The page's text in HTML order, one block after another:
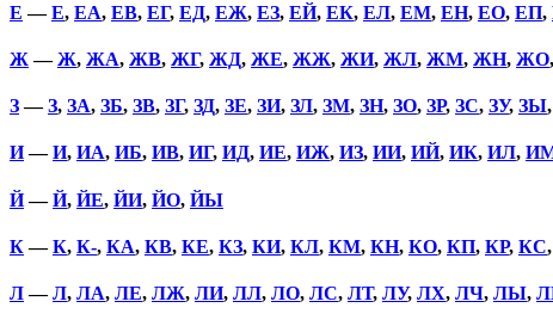
Е —Е, ЕА, ЕВ, ЕГ, ЕД, ЕЖ, ЕЗ, ЕЙ, ЕК, ЕЛ, ЕМ, ЕН, ЕО, ЕП,
Ж —Ж, ЖА, ЖВ, ЖГ, ЖД, ЖЕ, ЖЖ, ЖИ, ЖЛ, ЖМ, ЖН, ЖО,
З—З, ЗА, ЗБ, ЗВ, ЗГ, ЗД, ЗЕ, ЗИ, ЗЛ, ЗМ, ЗН, ЗО, ЗР, ЗС, ЗУ, ЗЫ,
И—И, ИА, ИБ, ИВ, ИГ, ИД, ИЕ, ИЖ, ИЗ, ИИ, ИЙ, ИК, ИЛ,
Й—Й, ЙЕ, ЙИ, ЙО, ЙЫ
К—К, К-, КА, КВ, КЕ, КЗ, КИ, КЛ, КМ, КН, КО, КП, КР, КС,
Л—Л, ЛА, ЛЕ, ЛЖ, ЛИ, ЛЛ, ЛО, ЛС, ЛТ, ЛУ, ЛХ, ЛЧ, ЛЫ,